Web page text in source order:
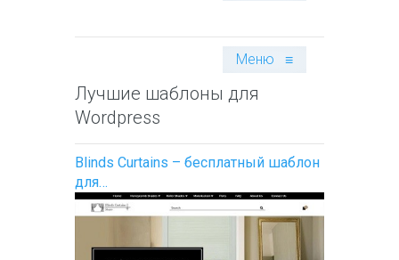
Меню ≡
Лучшие шаблоны для
Wordpress
Blinds Curtains – бесплатный шаблон
для…